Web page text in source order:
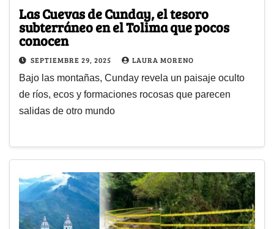
Las Cuevas de Cunday, el tesoro
subterráneo en el Tolima que pocos
conocen
SEPTIEMBRE 29, 2025 LAURA MORENO
Bajo las montañas, Cunday revela un paisaje oculto
de ríos, ecos y formaciones rocosas que parecen
salidas de otro mundo